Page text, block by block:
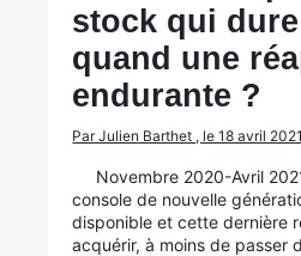
stock qui
quand une
endurante ?
Par Julien Barthet , le 18 avril 2021
Novembre 2020-Avril
console de nouvelle
disponible et cette dernière
acquérir, à moins de passer